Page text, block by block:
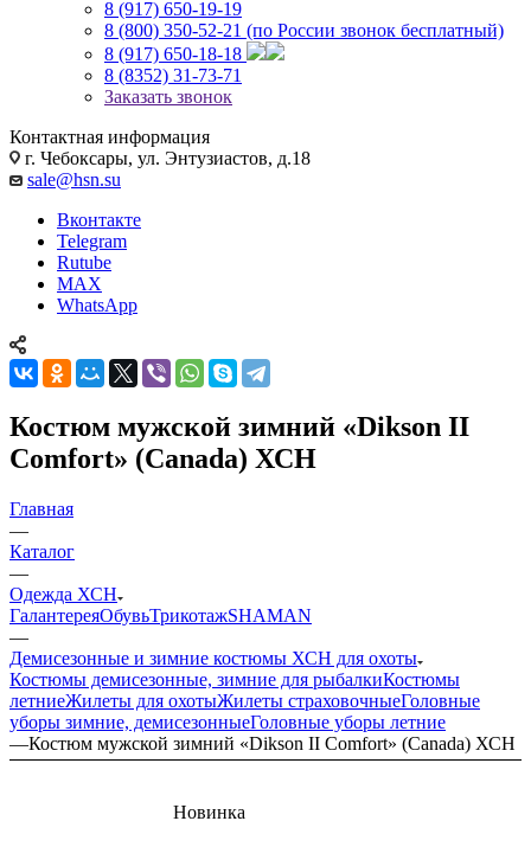
8 (917) 650-19-19
8 (800) 350-52-21 (по России звонок бесплатный)
8 (917) 650-18-18
8 (8352) 31-73-71
Заказать звонок
Контактная информация
г. Чебоксары, ул. Энтузиастов, д.18
sale@hsn.su
Вконтакте
Telegram
Rutube
MAX
WhatsApp
Костюм мужской зимний «Dikson II
Comfort» (Canada) ХСН
Главная
—
Каталог
—
Одежда ХСН
ГалантереяОбувьТрикотажSHAMAN
—
Демисезонные и зимние костюмы ХСН для охоты
Костюмы демисезонные, зимние для рыбалкиКостюмы
летниеЖилеты для охотыЖилеты страховочныеГоловные
уборы зимние, демисезонныеГоловные уборы летние
—Костюм мужской зимний «Dikson II Comfort» (Canada) ХСН
Новинка